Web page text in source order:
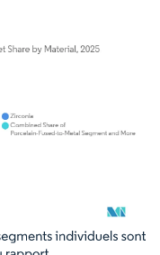
une attribution sous CC BY